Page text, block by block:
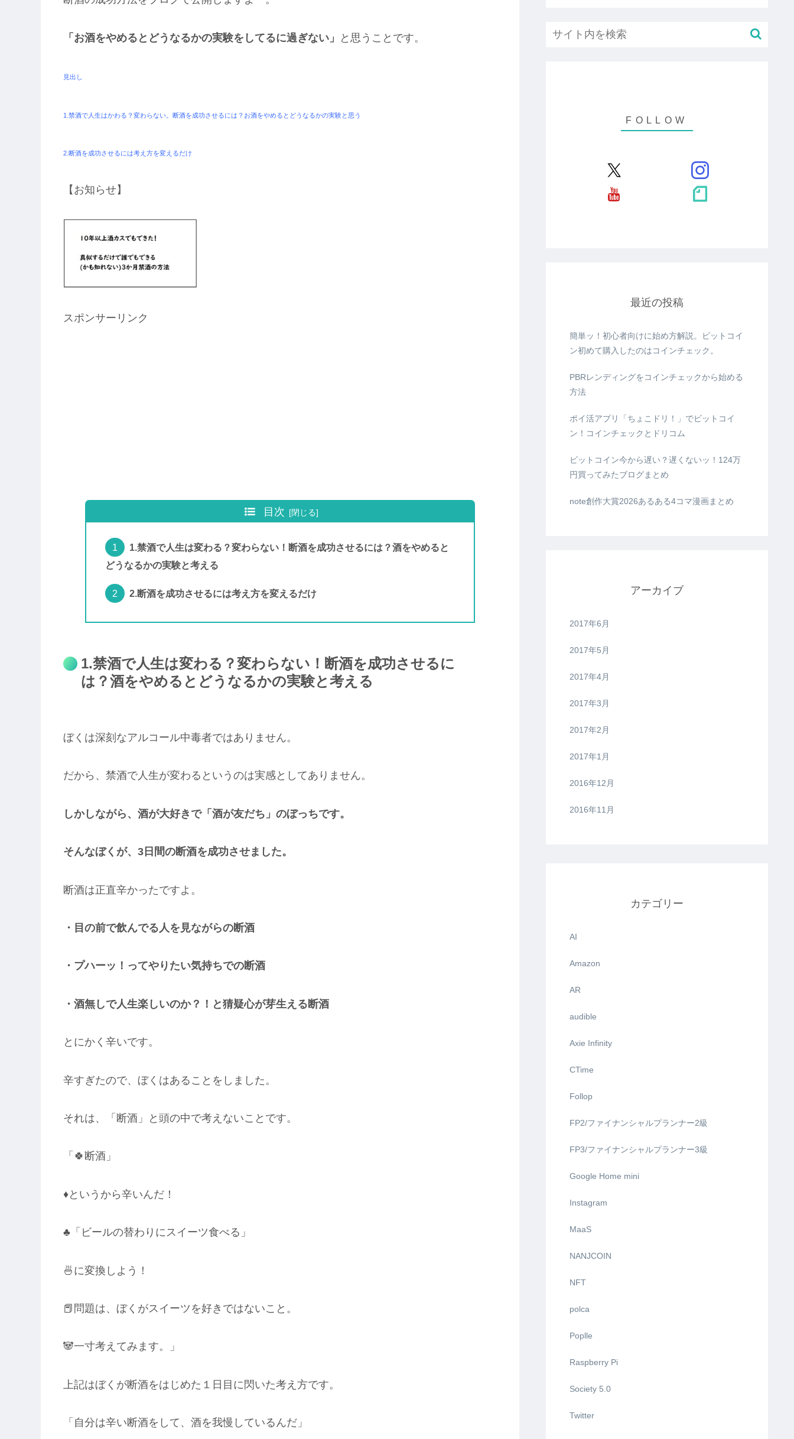
「お酒をやめるとどうなるかの実験をしてるに過ぎない」 と思うことです。
見出し
1.禁酒で人生はかわる？変わらない。断酒を成功させるには？お酒をやめるとどうなるかの実験と思う
2.断酒を成功させるには考え方を変えるだけ
【お知らせ】
スポンサーリンク
目次
1.禁酒で人生は変わる？変わらない！断酒を成功させるには？酒をやめると
どうなるかの実験と考える
2.断酒を成功させるには考え方を変えるだけ
1.禁酒で人生は変わる？変わらない！断酒を成功させるに
は？酒をやめるとどうなるかの実験と考える
ぼくは深刻なアルコール中毒者ではありません。
だから、禁酒で人生が変わるというのは実感としてありません。
しかしながら、酒が大好きで「酒が友だち」のぼっちです。
そんなぼくが、3日間の断酒を成功させました。
断酒は正直辛かったですよ。
・目の前で飲んでる人を見ながらの断酒
・プハーッ！ってやりたい気持ちでの断酒
・酒無しで人生楽しいのか？！と猜疑心が芽生える断酒
とにかく辛いです。
辛すぎたので、ぼくはあることをしました。
それは、「断酒」と頭の中で考えないことです。
「🍀断酒」
♦というから辛いんだ！
♣「ビールの替わりにスイーツ食べる」
🍜に変換しよう！
📕問題は、ぼくがスイーツを好きではないこと。
🐼一寸考えてみます。」
上記はぼくが断酒をはじめた１日目に閃いた考え方です。
「自分は辛い断酒をして、酒を我慢しているんだ」
最近の投稿
簡単ッ！初心者向けに始め方解説。ビットコイ
ン初めて購入したのはコインチェック。
PBRレンディングをコインチェックから始める
方法
ポイ活アプリ「ちょこドリ！」でビットコイ
ン！コインチェックとドリコム
ビットコイン今から遅い？遅くないッ！124万
円買ってみたブログまとめ
note創作大賞2026あるある4コマ漫画まとめ
アーカイブ
2017年6月
2017年5月
2017年4月
2017年3月
2017年2月
2017年1月
2016年12月
2016年11月
カテゴリー
AI
Amazon
AR
audible
Axie Infinity
CTime
Follop
FP2/ファイナンシャルプランナー2級
FP3/ファイナンシャルプランナー3級
Google Home mini
Instagram
MaaS
NANJCOIN
NFT
polca
Poplle
Raspberry Pi
Society 5.0
Twitter